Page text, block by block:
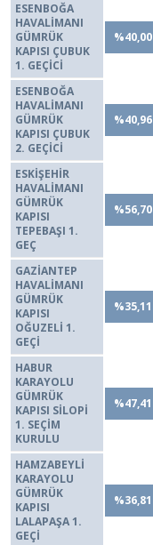
ESENBOĞA
HAVALİMANI
GÜMRÜK
KAPISI ÇUBUK
1. GEÇİCİ
%40,00
ESENBOĞA
HAVALİMANI
GÜMRÜK
KAPISI ÇUBUK
2. GEÇİCİ
%40,96
ESKİŞEHİR
HAVALİMANI
GÜMRÜK
KAPISI
TEPEBAŞI 1.
GEÇ
%56,70
GAZİANTEP
HAVALİMANI
GÜMRÜK
KAPISI
OĞUZELİ 1.
GEÇİ
%35,11
HABUR
KARAYOLU
GÜMRÜK
KAPISI SİLOPİ
1. SEÇİM
KURULU
%47,41
HAMZABEYLİ
KARAYOLU
GÜMRÜK
KAPISI
LALAPAŞA 1.
GEÇİ
%36,81